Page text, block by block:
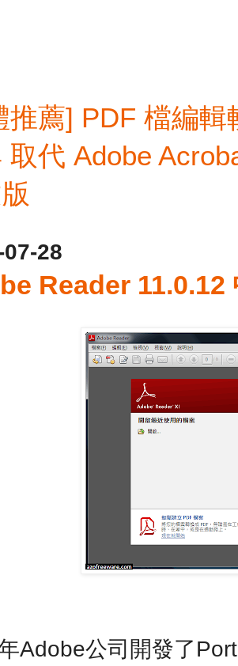
推薦] PDF 檔編
取代 Adobe
28
Reader 11.0.12
Adobe公司開發了